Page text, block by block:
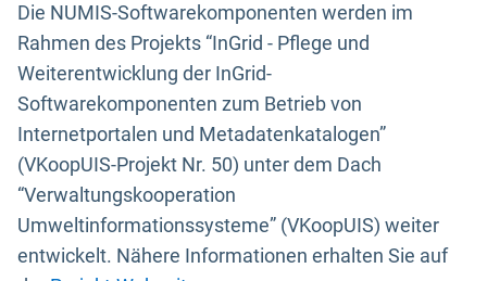
Die NUMIS-Softwarekomponenten werden im
Rahmen des Projekts “InGrid - Pflege und
Weiterentwicklung der InGrid-
Softwarekomponenten zum Betrieb von
Internetportalen und Metadatenkatalogen”
(VKoopUIS-Projekt Nr. 50) unter dem Dach
“Verwaltungskooperation
Umweltinformationssysteme” (VKoopUIS) weiter
entwickelt. Nähere Informationen erhalten Sie auf